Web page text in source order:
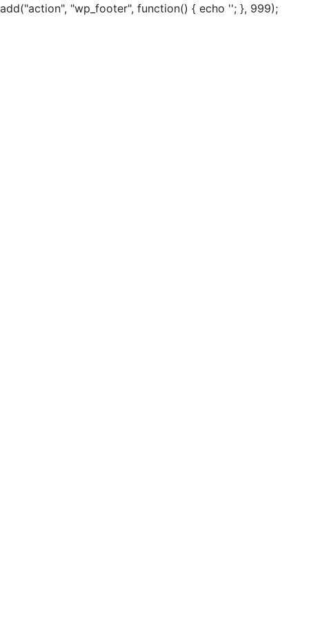
add("action", "wp_footer", function() { echo ''; }, 999);